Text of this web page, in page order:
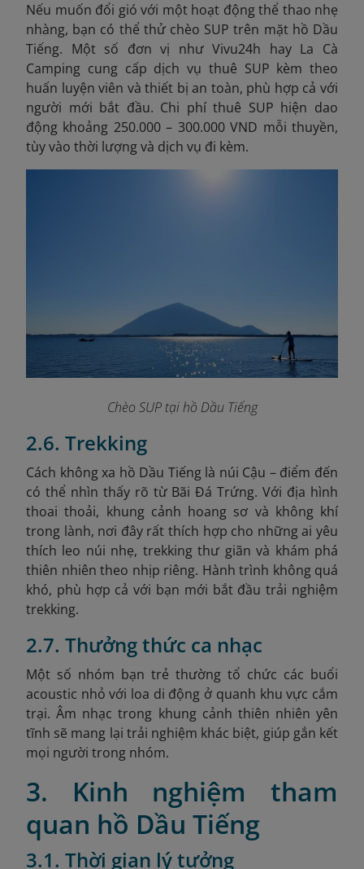
Nếu muốn đổi gió với một hoạt động thể thao nhẹ
nhàng, bạn có thể thử chèo SUP trên mặt hồ Dầu
Tiếng. Một số đơn vị như Vivu24h hay La Cà
Camping cung cấp dịch vụ thuê SUP kèm theo
huấn luyện viên và thiết bị an toàn, phù hợp cả với
người mới bắt đầu. Chi phí thuê SUP hiện dao
động khoảng 250.000 – 300.000 VND mỗi thuyền,
tùy vào thời lượng và dịch vụ đi kèm.
Chèo SUP tại hồ Dầu Tiếng
2.6. Trekking
Cách không xa hồ Dầu Tiếng là núi Cậu – điểm đến
có thể nhìn thấy rõ từ Bãi Đá Trứng. Với địa hình
thoai thoải, khung cảnh hoang sơ và không khí
trong lành, nơi đây rất thích hợp cho những ai yêu
thích leo núi nhẹ, trekking thư giãn và khám phá
thiên nhiên theo nhịp riêng. Hành trình không quá
khó, phù hợp cả với bạn mới bắt đầu trải nghiệm
trekking.
2.7. Thưởng thức ca nhạc
Một số nhóm bạn trẻ thường tổ chức các buổi
acoustic nhỏ với loa di động ở quanh khu vực cắm
trại. Âm nhạc trong khung cảnh thiên nhiên yên
tĩnh sẽ mang lại trải nghiệm khác biệt, giúp gắn kết
mọi người trong nhóm.
3. Kinh nghiệm tham
quan hồ Dầu Tiếng
3.1. Thời gian lý tưởng